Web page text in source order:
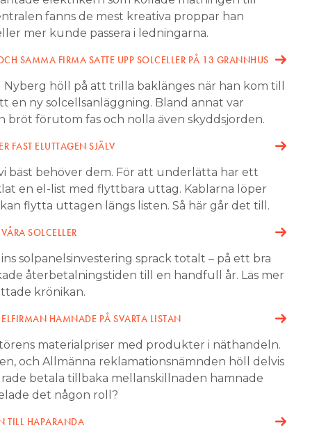
fanns de mest kreativa proppar han
mer kunde passera i ledningarna.
SAMMA FIRMA SATTE UPP SOLCELLER PÅ 13 GRANNHUS
höll på att trilla baklänges när han kom till
en ny solcellsanläggning. Bland annat var
bröt förutom fas och nolla även skyddsjorden.
FAST ELUTTAGEN SJÄLV
bäst behöver dem. För att underlätta har ett
en el-list med flyttbara uttag. Kablarna löper
flytta uttagen längs listen. Så här går det till.
SOLCELLER
solpanelsinvestering sprack totalt – på ett bra
återbetalningstiden till en handfull år. Läs mer
krönikan.
HAMNADE PÅ SVARTA LISTAN
materialpriser med produkter i näthandeln.
och Allmänna reklamationsnämnden höll delvis
betala tillbaka mellanskillnaden hamnade
det någon roll?
TILL HAPARANDA